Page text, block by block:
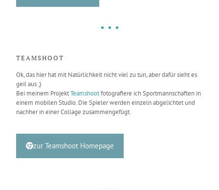
TEAMSHOOT
Ok, das hier hat mit Natürlichkeit nicht viel zu tun, aber dafür sieht es
geil aus ;)
Bei meinem ProjektTeamshootfotografiere ich Sportmannschaften in
einem mobilen Studio. Die Spieler werden einzeln abgelichtet und
nachher in einer Collage zusammengefügt.
zur Teamshoot Homepage